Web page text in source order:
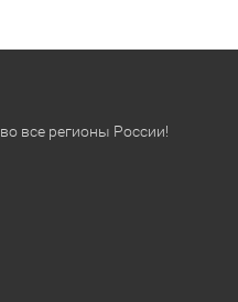
все регионы России!